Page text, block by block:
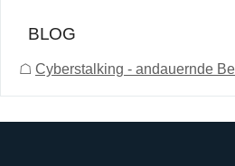
BLOG
☖ Cyberstalking - andauernde